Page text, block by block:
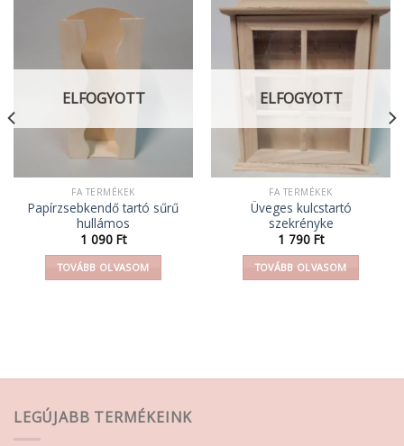
ELFOGYOTT
FA TERMÉKEK
Papírzsebkendő tartó sűrű
hullámos
1 090 Ft
TOVÁBB OLVASOM
ELFOGYOTT
FA TERMÉKEK
Üveges kulcstartó
szekrényke
1 790 Ft
TOVÁBB OLVASOM
LEGÚJABB TERMÉKEINK